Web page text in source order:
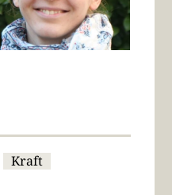
Kraft